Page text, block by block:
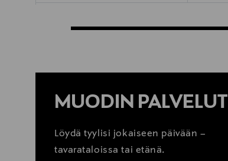
MUODIN PALVELUT
Löydä tyylisi jokaiseen päivään –
tavarataloissa tai etänä.